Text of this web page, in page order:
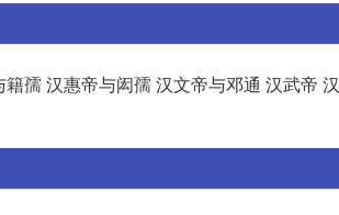
孺 汉惠帝与闳孺 汉文帝与邓通 汉武帝